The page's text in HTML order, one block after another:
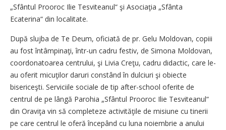
„Sfântul Prooroc Ilie Tesviteanul“ şi Asociaţia „Sfânta
Ecaterina“ din localitate.
După slujba de Te Deum, oficiată de pr. Gelu Moldovan, copiii
au fost întâmpinaţi, într-un cadru festiv, de Simona Moldovan,
coordonatoarea centrului, şi Livia Creţu, cadru didactic, care le-
au oferit micuţilor daruri constând în dulciuri şi obiecte
bisericeşti. Serviciile sociale de tip after-school oferite de
centrul de pe lângă Parohia „Sfântul Prooroc Ilie Tesviteanul“
din Oraviţa vin să completeze activităţile de misiune cu tinerii
pe care centrul le oferă începând cu luna noiembrie a anului